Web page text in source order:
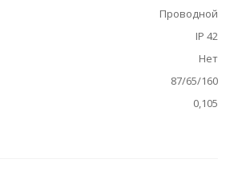
Проводной
IP 42
Нет
87/65/160
0,105